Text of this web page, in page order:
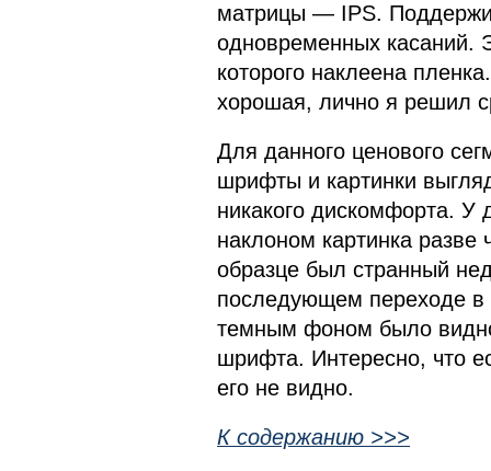
матрицы — IPS.
одновременных касаний.
которого наклеена
хорошая, лично я решил
Для данного ценового
шрифты и картинки
никакого дискомфорта. У
наклоном картинка разве
образце был странный
последующем переходе в
темным фоном было видно
шрифта. Интересно, что
его не видно.
К содержанию >>>